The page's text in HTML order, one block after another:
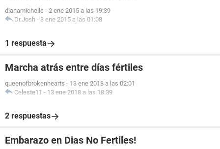
dianamichelle - 2 ene 2015 a las 19:39
Dr.Josh - 3 ene 2015 a las 01:08
1 respuesta
Marcha atrás entre días fértiles
queenofbrokenhearts - 13 ene 2018 a las 02:01
Celeste11 - 13 ene 2018 a las 18:39
2 respuestas
Embarazo en Dias No Fertiles!